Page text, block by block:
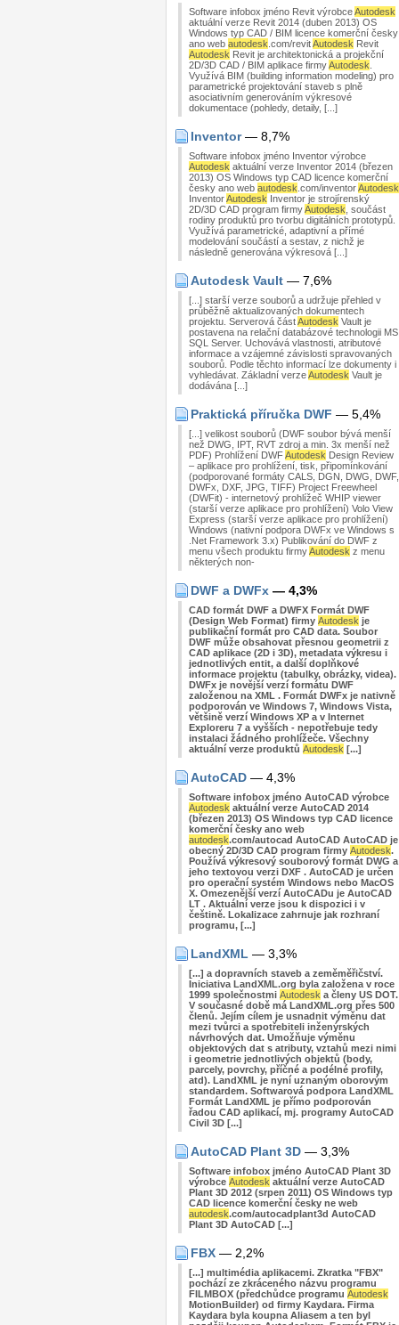
Software infobox jméno Revit výrobceAutodesk
aktuální verze Revit 2014 (duben 2013) OS
Windows typ CAD / BIM licence komerční česky
ano web autodesk .com/revitAutodesk Revit
Autodesk Revit je architektonická a projekční
2D/3D CAD / BIM aplikace firmyAutodesk
Využívá BIM (building information modeling) pro
parametrické projektování staveb s plně
asociativním generováním výkresové
dokumentace (pohledy, detaily, [...]
Inventor— 8,7%
Software infobox jméno Inventor výrobce
Autodesk aktuální verze Inventor 2014 (březen
2013) OS Windows typ CAD licence komerční
česky ano web autodesk .com/inventorAutodesk
InventorAutodesk Inventor je strojírenský
2D/3D CAD program firmyAutodesk , součást
rodiny produktů pro tvorbu digitálních prototypů.
Využívá parametrické, adaptivní a přímé
modelování součástí a sestav, z nichž je
následně generována výkresová [...]
Autodesk Vault — 7,6%
[...] starší verze souborů a udržuje přehled v
průběžně aktualizovaných dokumentech
projektu. Serverová částAutodesk Vault je
postavena na relační databázové technologii MS
SQL Server. Uchovává vlastnosti, atributové
informace a vzájemné závislosti spravovaných
souborů. Podle těchto informací lze dokumenty i
vyhledávat. Základní verzeAutodesk Vault je
dodávána [...]
Praktická příručka DWF — 5,4%
[...] velikost souborů (DWF soubor bývá menší
než DWG, IPT, RVT zdroj a min. 3x menší než
PDF) Prohlížení DWFAutodesk Design Review
– aplikace pro prohlížení, tisk, připomínkování
(podporované formáty CALS, DGN, DWG, DWF,
DWFx, DXF, JPG, TIFF) Project Freewheel
(DWFit) - internetový prohlížeč WHIP viewer
(starší verze aplikace pro prohlížení) Volo View
Express (starší verze aplikace pro prohlížení)
Windows (nativní podpora DWFx ve Windows s
.Net Framework 3.x) Publikování do DWF z
menu všech produktu firmyAutodesk z menu
některých non-
DWF a DWFx — 4,3%
CAD formát DWF a DWFX Formát DWF
(Design Web Format) firmy Autodesk je
publikační formát pro CAD data. Soubor
DWF může obsahovat přesnou geometrii z
CAD aplikace (2D i 3D), metadata výkresu i
jednotlivých entit, a další doplňkové
informace projektu (tabulky, obrázky, videa).
DWFx je novější verzí formátu DWF
založenou na XML . Formát DWFx je nativně
podporován ve Windows 7, Windows Vista,
většině verzí Windows XP a v Internet
Exploreru 7 a vyšších - nepotřebuje tedy
instalaci žádného prohlížeče. Všechny
aktuální verze produktů Autodesk [...]
AutoCAD — 4,3%
Software infobox jméno AutoCAD výrobce
Autodesk aktuální verze AutoCAD 2014
(březen 2013) OS Windows typ CAD licence
komerční česky ano web
autodesk.com/autocad AutoCAD AutoCAD je
obecný 2D/3D CAD program firmy Autodesk.
Používá výkresový souborový formát DWG a
jeho textovou verzi DXF . AutoCAD je určen
pro operační systém Windows nebo MacOS
X. Omezenější verzí AutoCADu je AutoCAD
LT . Aktuální verze jsou k dispozici i v
češtině. Lokalizace zahrnuje jak rozhraní
programu, [...]
LandXML — 3,3%
[...] a dopravních staveb a zeměměřičství.
Iniciativa LandXML.org byla založena v roce
1999 společnostmi Autodesk a členy US DOT.
V současné době má LandXML.org přes 500
členů. Jejím cílem je usnadnit výměnu dat
mezi tvůrci a spotřebiteli inženýrských
návrhových dat. Umožňuje výměnu
objektových dat s atributy, vztahů mezi nimi
i geometrie jednotlivých objektů (body,
parcely, povrchy, příčné a podélné profily,
atd). LandXML je nyní uznaným oborovým
standardem. Softwarová podpora LandXML
Formát LandXML je přímo podporován
řadou CAD aplikací, mj. programy AutoCAD
Civil 3D [...]
AutoCAD Plant 3D — 3,3%
Software infobox jméno AutoCAD Plant 3D
výrobce Autodesk aktuální verze AutoCAD
Plant 3D 2012 (srpen 2011) OS Windows typ
CAD licence komerční česky ne web
autodesk.com/autocadplant3d AutoCAD
Plant 3D AutoCAD [...]
FBX — 2,2%
[...] multimédia aplikacemi. Zkratka "FBX"
pochází ze zkráceného názvu programu
FILMBOX (předchůdce programu Autodesk
MotionBuilder) od firmy Kaydara. Firma
Kaydara byla koupna Aliasem a ten byl